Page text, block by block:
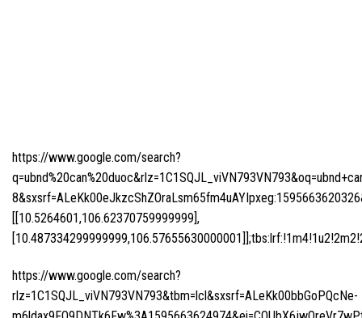
https://www.google.com/search?
[[10.5264601,106.62370759999999],
https://www.google.com/search?
rlz=1C1SQJL_viVN793VN793&tbm=lcl&sxsrf=ALeKk00bbGoPQcNe-